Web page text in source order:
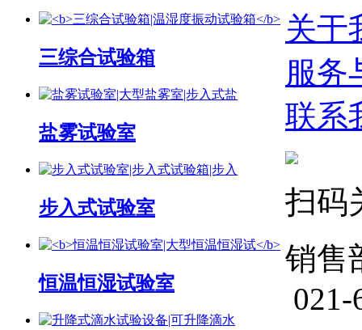
三综合试验箱
盐雾试验室
步入式试验室
恒温恒湿试验室
关于
服务
联系
扫码
销售
021-